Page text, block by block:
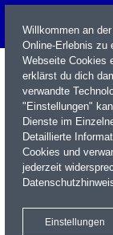
Name / WKN / ISIN /
Xetra Realtime
Willkommen an
Online-Erlebnis zu
Webseite Cookies
erklärst du dich
verwandte
"Einstellungen"
Dienste im
Detaillierte
Cookies und
jederzeit
Einstellungen